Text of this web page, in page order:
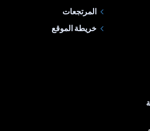
المرتجعات
خريطة الموقع